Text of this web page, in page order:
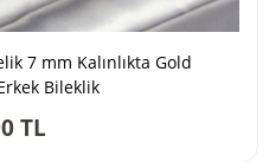
7 mm Kalınlıkta Gold
Bileklik
TL